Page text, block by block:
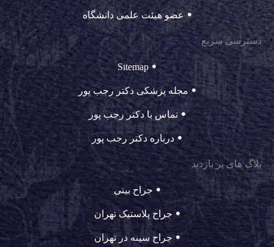
عضو هیئت علمی دانشگاه
دسترسی سریع
Sitemap
مجله پزشکی دکتر رجب پور
تماس با دکتر رجب پور
درباره دکتر رجب پور
بلاگ های پر بازدید
جراح بینی
جراح پلاستیک تهران
جراح سینه در تهران